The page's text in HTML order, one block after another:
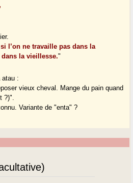
si l’on ne travaille pas dans la
la vieillesse."
atau :
vieux cheval. Mange du pain quand
?)".
Variante de "enta" ?